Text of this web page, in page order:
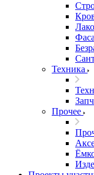
Техника
Прочее